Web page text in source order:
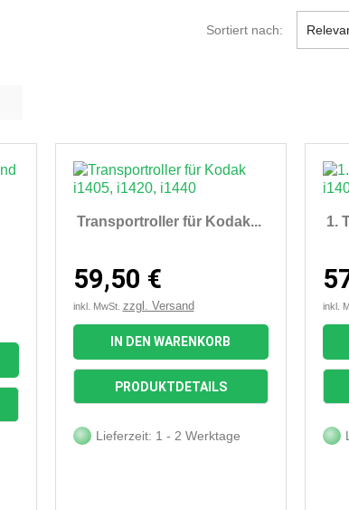
Sortiert nach:
 Vorschau
Transportroller für Kodak...
59,50 €
inkl. MwSt. zzgl. Versand
IN DEN WARENKORB
PRODUKTDETAILS
Lieferzeit: 1 - 2 Werktage
1.
inkl.